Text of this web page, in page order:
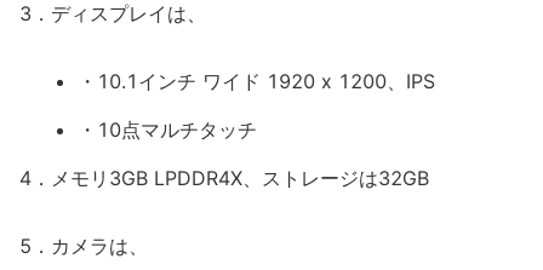
3．ディスプレイは、
・10.1インチ ワイド 1920 x 1200、IPS
・10点マルチタッチ
4．メモリ3GB LPDDR4X、ストレージは32GB
5．カメラは、